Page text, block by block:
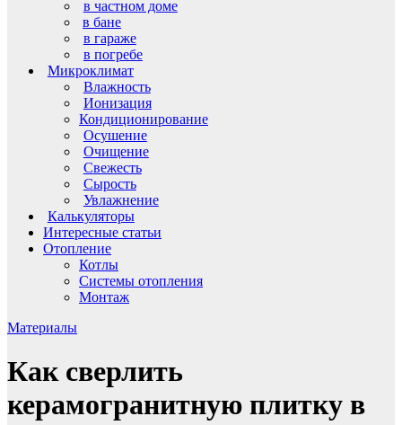
в частном доме
в бане
в гараже
в погребе
Микроклимат
Влажность
Ионизация
Кондиционирование
Осушение
Очищение
Свежесть
Сырость
Увлажнение
Калькуляторы
Интересные статьи
Отопление
Котлы
Системы отопления
Монтаж
Материалы
Как сверлить
керамогранитную плитку в